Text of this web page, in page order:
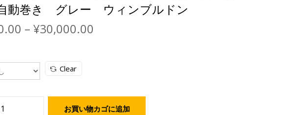
動巻き グレー ウィンブルドン
– ¥30,000.00
Clear
お買い物カゴに追加